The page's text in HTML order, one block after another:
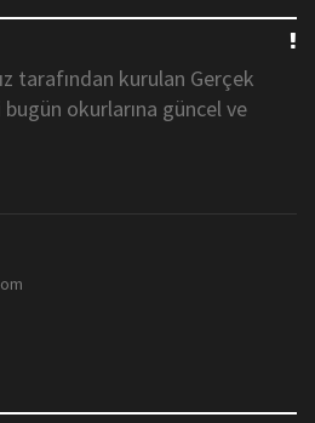
tarafından kurulan Gerçek
okurlarına güncel ve